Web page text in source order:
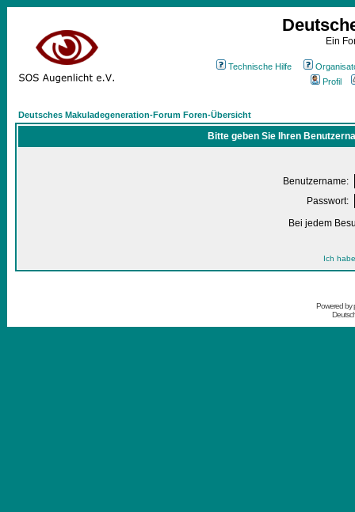
Ein
Technische Hilfe
Profil
Deutsches Makuladegeneration-Forum Foren-Übersicht
Bitte geben Sie Ihren
Benutzername:
Passwort:
Bei jedem
Ich
Powered by